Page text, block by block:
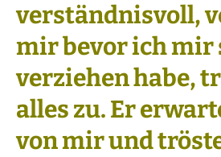
verständnisvoll,
mir bevor ich mir
verziehen habe,
alles zu. Er
von mir und